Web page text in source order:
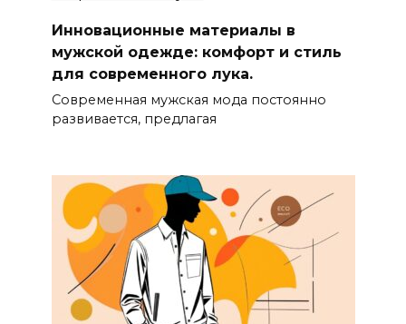
Инновационные материалы в
мужской одежде: комфорт и стиль
для современного лука.
Современная мужская мода постоянно
развивается, предлагая